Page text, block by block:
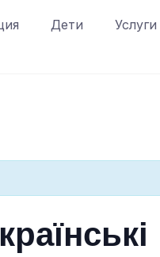
Дети
Услуги